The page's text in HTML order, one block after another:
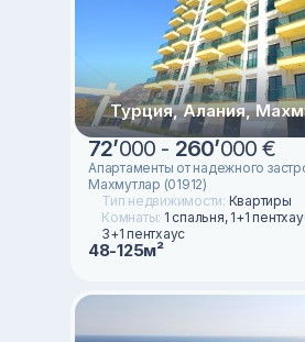
Турция, Алания,
72’000 - 260’000 €
Апартаменты от надежного
Махмутлар (01912)
Тип недвижимости: Квартиры
Комнаты: 1 спальня, 1+1
3+1 пентхаус
48-125м²